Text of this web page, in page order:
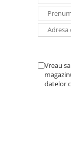
invertorul va
invertorul se
Releu
În mod
releu de
de alarma
fierbinte,
Vreau
datelor